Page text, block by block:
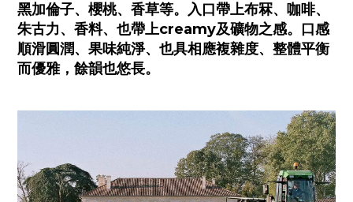
黑加倫子、櫻桃、香草等。入口帶上布冧、咖啡、
朱古力、香料、也帶上creamy及礦物之感。口感
順滑圓潤、果味純淨、也具相應複雜度、整體平衡
而優雅，餘韻也悠長。